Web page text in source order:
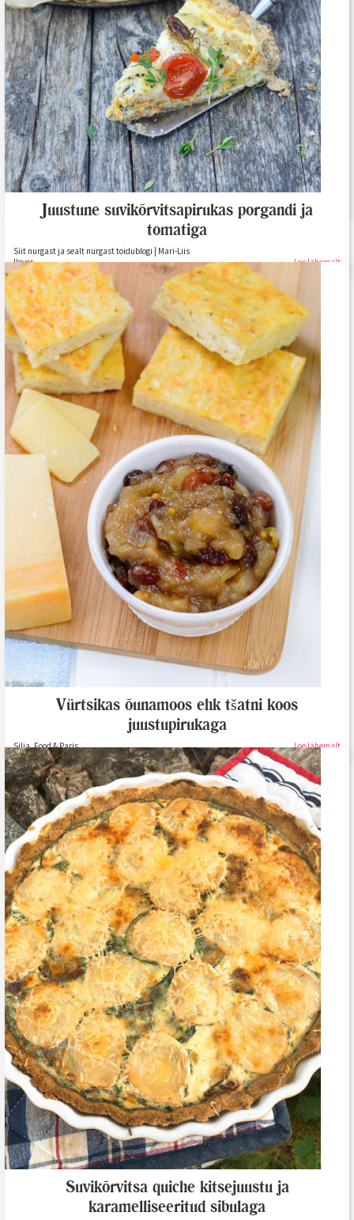
Tomati-suvikõrvitsa galette (GV)
KOOGIKONTOR | Merilin Siimpoeg toidublogi Loe lähemalt
Juustune suvikõrvitsapirukas porgandi ja
tomatiga
Siit nurgast ja sealt nurgast toidublogi | Mari-Liis
Ilover
Loe lähemalt
Vürtsikas õunamoos ehk tšatni koos
juustupirukaga
Silja, Food & Paris Loe lähemalt
Suvikõrvitsa quiche kitsejuustu ja
karamelliseeritud sibulaga